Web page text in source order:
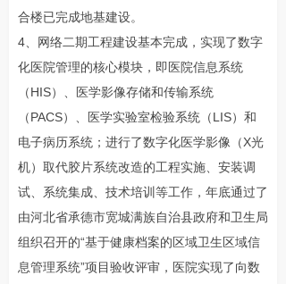
合楼已完成地基建设。
4、网络二期工程建设基本完成，实现了数字
化医院管理的核心模块，即医院信息系统
（HIS）、医学影像存储和传输系统
（PACS）、医学实验室检验系统（LIS）和
电子病历系统；进行了数字化医学影像（X光
机）取代胶片系统改造的工程实施、安装调
试、系统集成、技术培训等工作，年底通过了
由河北省承德市宽城满族自治县政府和卫生局
组织召开的“基于健康档案的区域卫生区域信
息管理系统”项目验收评审，医院实现了向数